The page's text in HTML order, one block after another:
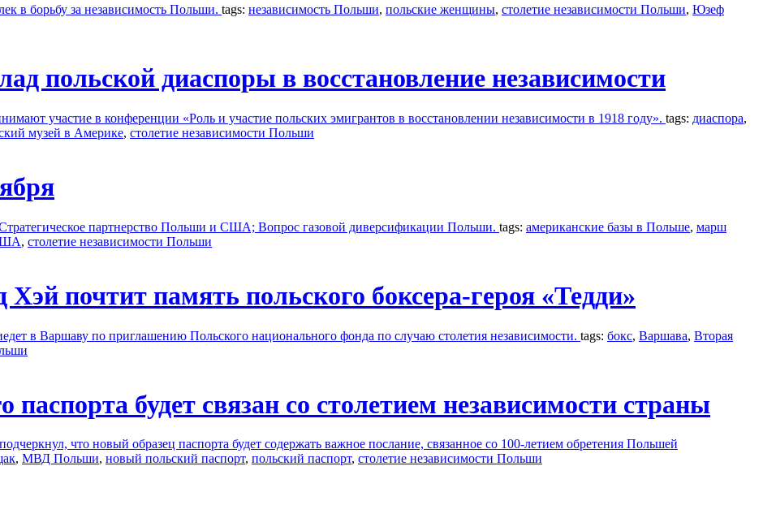
в борьбу за независимость Польши. tags: независимость Польши, польские женщины, столетие независимости Польши, Юзеф
польской диаспоры в восстановление независимости
участие в конференции «Роль и участие польских эмигрантов в восстановлении независимости в 1918 году». tags: диаспора,
музей в Америке, столетие независимости Польши
партнерство Польши и США; Вопрос газовой диверсификации Польши. tags: американские базы в Польше, марш
, столетие независимости Польши
почтит память польского боксера-героя «Тедди»
в Варшаву по приглашению Польского национального фонда по случаю столетия независимости. tags: бокс, Варшава, Вторая
паспорта будет связан со столетием независимости страны
что новый образец паспорта будет содержать важное послание, связанное со 100-летием обретения Польшей
, МВД Польши, новый польский паспорт, польский паспорт, столетие независимости Польши